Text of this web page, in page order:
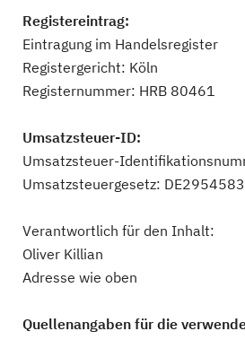
Registereintrag:
Eintragung im Handelsregister
Registergericht: Köln
Registernummer: HRB 80461
Umsatzsteuer-ID:
Umsatzsteuer-
Umsatzsteuergesetz:
Verantwortlich für den Inhalt:
Oliver Killian
Adresse wie oben
Quellenangaben für die